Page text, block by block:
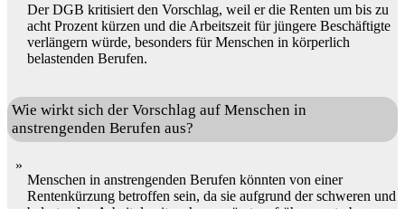
Der DGB kritisiert den Vorschlag, weil er die Renten um bis zu
acht Prozent kürzen und die Arbeitszeit für jüngere Beschäftigte
verlängern würde, besonders für Menschen in körperlich
belastenden Berufen.
Wie wirkt sich der Vorschlag auf Menschen in
anstrengenden Berufen aus?
Menschen in anstrengenden Berufen könnten von einer
Rentenkürzung betroffen sein, da sie aufgrund der schweren und